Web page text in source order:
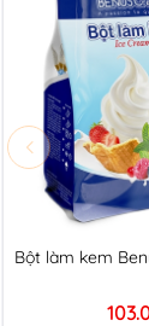
Bột làm kem